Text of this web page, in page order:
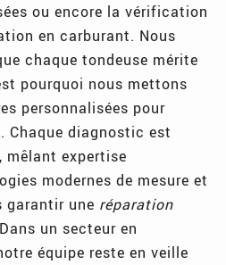
ou encore la vérification
en carburant. Nous
chaque tondeuse mérite
pourquoi nous mettons
personnalisées pour
Chaque diagnostic est
mêlant expertise
modernes de mesure et
garantir une réparation
un secteur en
équipe reste en veille